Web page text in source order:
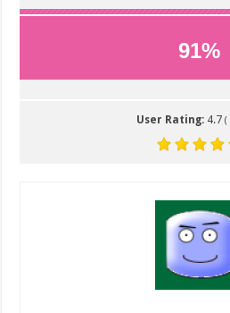
91%
User Rating: 4.7 (